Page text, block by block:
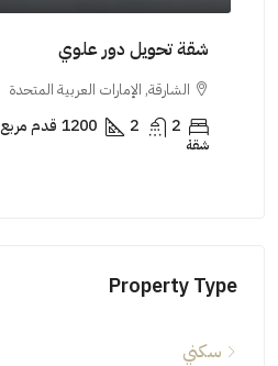
شقة تحويل دور علوي
الشارقة, الإمارات العربية المتحدة
2
2
1200 قدم مربع
شقة
Property Type
سكني